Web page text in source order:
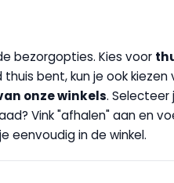
bezorgopties. Kies voor
bent, kun je ook kiezen
onze winkels. Selecteer
Vink "afhalen" aan en
eenvoudig in de winkel.